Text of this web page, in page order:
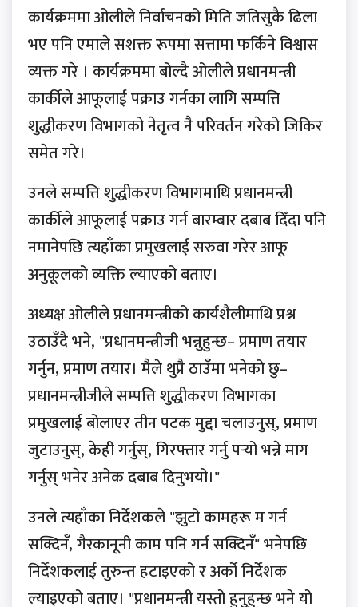
कार्यक्रममा ओलीले निर्वाचनको मिति जतिसुकै ढिला
भए पनि एमाले सशक्त रूपमा सत्तामा फर्किने विश्वास
व्यक्त गरे । कार्यक्रममा बोल्दै ओलीले प्रधानमन्त्री
कार्कीले आफूलाई पक्राउ गर्नका लागि सम्पत्ति
शुद्धीकरण विभागको नेतृत्व नै परिवर्तन गरेको जिकिर
समेत गरे।
उनले सम्पत्ति शुद्धीकरण विभागमाथि प्रधानमन्त्री
कार्कीले आफूलाई पक्राउ गर्न बारम्बार दबाब दिँदा पनि
नमानेपछि त्यहाँका प्रमुखलाई सरुवा गरेर आफू
अनुकूलको व्यक्ति ल्याएको बताए।
अध्यक्ष ओलीले प्रधानमन्त्रीको कार्यशैलीमाथि प्रश्न
उठाउँदै भने, "प्रधानमन्त्रीजी भन्नुहुन्छ– प्रमाण तयार
गर्नुन, प्रमाण तयार। मैले थुप्रै ठाउँमा भनेको छु–
प्रधानमन्त्रीजीले सम्पत्ति शुद्धीकरण विभागका
प्रमुखलाई बोलाएर तीन पटक मुद्दा चलाउनुस्, प्रमाण
जुटाउनुस्, केही गर्नुस्, गिरफ्तार गर्नु पऱ्यो भन्ने माग
गर्नुस् भनेर अनेक दबाब दिनुभयो।"
उनले त्यहाँका निर्देशकले "झुटो कामहरू म गर्न
सक्दिनँ, गैरकानूनी काम पनि गर्न सक्दिनँ" भनेपछि
निर्देशकलाई तुरुन्त हटाइएको र अर्को निर्देशक
ल्याइएको बताए। "प्रधानमन्त्री यस्तो हुनुहुन्छ भने यो